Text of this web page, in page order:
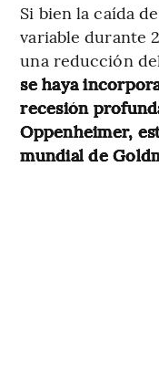
Si bien la caída
variable durante
una reducción
se haya
recesión
Oppenheimer,
mundial de